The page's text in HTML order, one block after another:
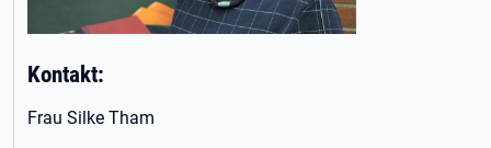
Kontakt:
Frau Silke Tham